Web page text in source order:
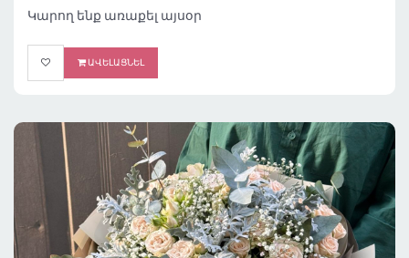
Կարող ենք առաքել այսօր
ԱՎԵԼԱՑՆԵԼ